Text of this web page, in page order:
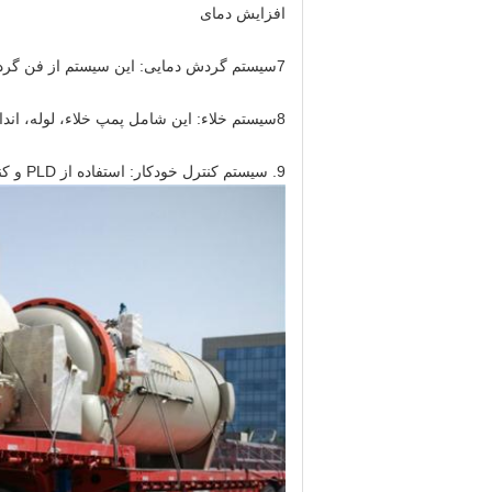
افزایش دمای
7سیستم گردش دمایی: این سیستم از فن گردش ، صفحه باد و پوشش جریان هدایت شده برای بهبود انتقال گرما و شکل گردش به دمای یکسانی تشکیل شده است.
8سیستم خلاء: این شامل پمپ خلاء، لوله، اندازه گیری خلاء، خلاء دره، برای تامین حالت خلاء از مواد ترکیبی است
9. سیستم کنترل خودکار: استفاده از PLD و کنترل مبهم، برای تحقق فشار، دمای، خنک سازی و غیره در کل فرآیند کنترل دقیق بالا و در زمان ثبت